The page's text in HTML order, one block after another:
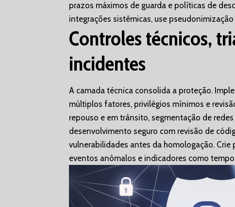
prazos máximos de guarda e políticas de
integrações sistêmicas, use
Controles técnicos,
incidentes
A camada técnica consolida a proteção.
múltiplos fatores, privilégios mínimos e
repouso e em trânsito, segmentação de
desenvolvimento seguro com revisão de
vulnerabilidades antes da homologação.
eventos anômalos e indicadores como